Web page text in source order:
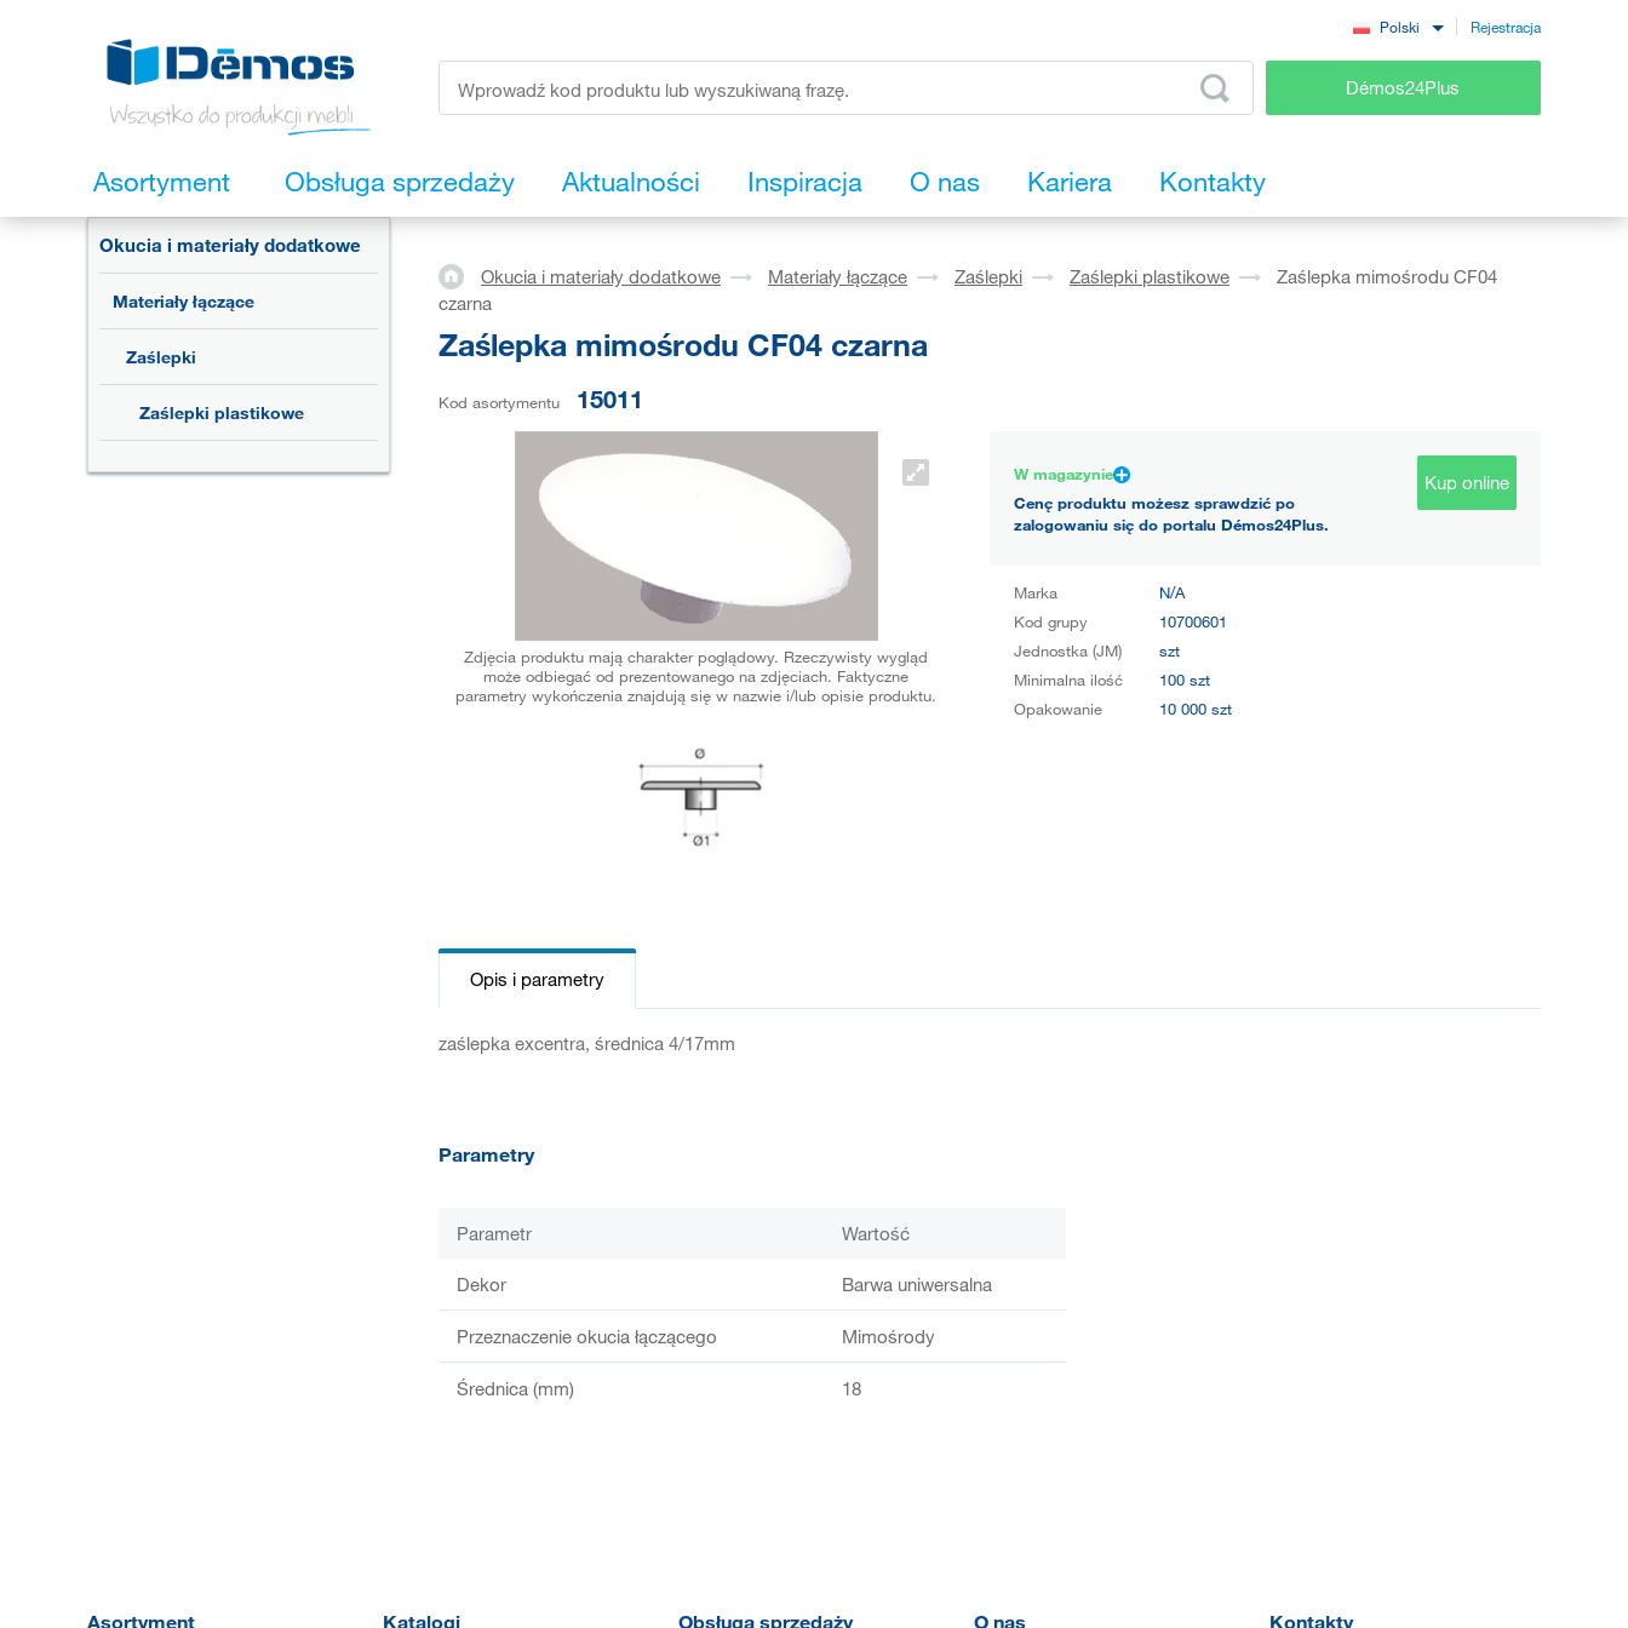
Polski Rejestracja
Démos24Plus
Asortyment Obsługa sprzedaży Aktualności Inspiracja O nas Kariera Kontakty
Okucia i materiały dodatkowe
Materiały łączące
Zaślepki
Zaślepki plastikowe
Okucia i materiały dodatkowe Materiały łączące Zaślepki Zaślepki plastikowe
Zaślepka mimośrodu CF04
czarna
Zaślepka mimośrodu CF04 czarna
Kod asortymentu 15011
Zdjęcia produktu mają charakter poglądowy. Rzeczywisty wygląd
może odbiegać od prezentowanego na zdjęciach. Faktyczne
parametry wykończenia znajdują się w nazwie i/lub opisie produktu.
W magazynie
Cenę produktu możesz sprawdzić po
zalogowaniu się do portalu Démos24Plus.
Kup online
Marka
N/A
Kod grupy
10700601
Jednostka (JM)
szt
Minimalna ilość
100 szt
Opakowanie
10 000 szt
Opis i parametry
zaślepka excentra, średnica 4/17mm
Parametry
Parametr Wartość
Dekor Barwa uniwersalna
Przeznaczenie okucia łączącego Mimośrody
Średnica (mm) 18
Asortyment Katalogi Obsługa sprzedaży O nas Kontakty